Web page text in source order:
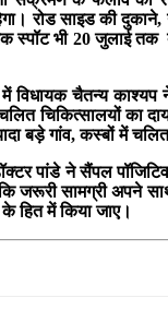
रोड साइड की दुकाने,
स्पॉट भी 20 जुलाई
चैतन्य काश्यप ने
चलित चिकित्सालयों का
बड़े गांव, कस्बों में
पांडे ने सैंपल
जरूरी सामग्री अपने
हित में किया जाए।